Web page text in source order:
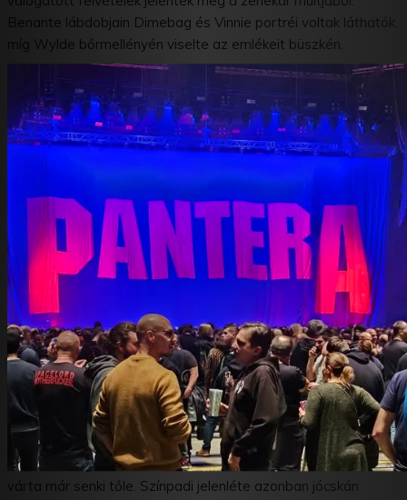
Benante lábdobjain Dimebag és Vinnie portréi voltak láthatók,
míg Wylde bőrmellényén viselte az emlékeit büszkén.
Lelkesen reagáltunk mi is több ezer felemelt kézzel, amikor
Anselmo – mezítláb, rövidnadrágban és pólóban –
megkérdezte: „Hányan láttátok a Panterát a 90-es
években?” Még több kéz emelkedett fel, amikor megkérdezte:
„És hányan jártok most először?”, majd a zenekar belekezdett
a Mouth for War-ba, ismételten a legnagyobb tisztelet
Nos, vajon, hogy is hangzik a Pantera ezen verziója?
Szerintem ez valójában a személyes elvárásoktól függ, és
attól, hogy láttad-e az eredeti felállást évtizedekkel ezelőtt.
Én „Pantera szűz” voltam eddig, sosem láttam őket ezelőtt,
sőt magát a zenekart is csak a feloszlás és a Damageplan,
valamint a Down után ismertem meg alaposabban (sorry!),
valamikor 2004-2005-ben, Dimebag halála után. Azt
gondolom, amit most láttam, vállalható, sőt… Anselmo
erőteljes, konzisztens énekteljesítményt nyújtott, morgása
nekem lenyűgöző volt, sokszor vitte a show-t a hátán, bár a
lemezek magasait ezután az életvitel után szerintem nem is
várta már senki tőle. Színpadi jelenléte azonban jócskán